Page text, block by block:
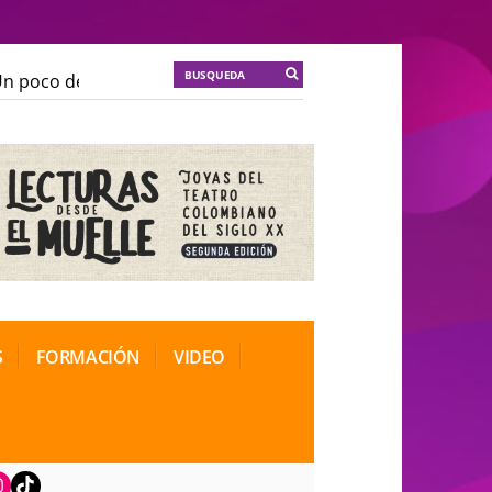
poco de locura para la cordura
Soma
Soma
de Teatro Rosa
FORMACIÓN VIDEO
TikTok